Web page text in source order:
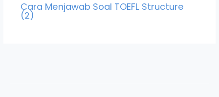
Cara Menjawab Soal TOEFL Structure
(2)